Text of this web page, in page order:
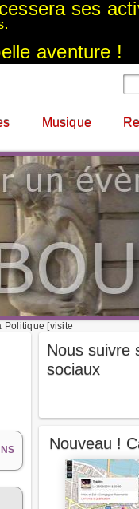
ses
aventure !
Musique
Politique [visite
Nous suivre
sociaux
Nouveau !